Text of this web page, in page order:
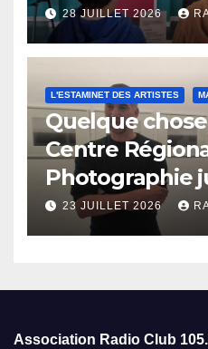
28 JUILLET 2026
L'ESTAMINET DES ARTISTES
Quelque
Centre
Photographie
octobre
23 JUILLET 2026
Association Radio Club